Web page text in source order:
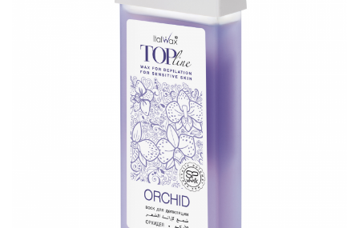
Produse Inainte de Epilare
Tratamente pentru Par